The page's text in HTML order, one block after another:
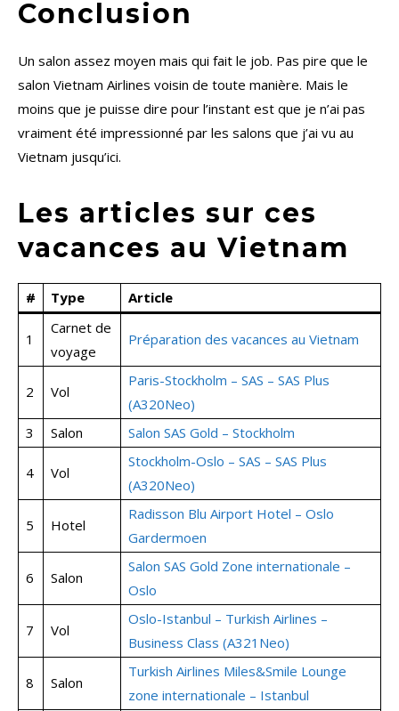
Conclusion
Un salon assez moyen mais qui fait le job. Pas pire que le
salon Vietnam Airlines voisin de toute manière. Mais le
moins que je puisse dire pour l’instant est que je n’ai pas
vraiment été impressionné par les salons que j’ai vu au
Vietnam jusqu’ici.
Les articles sur ces
vacances au Vietnam
# Type Article
1
Carnet de
voyage
Préparation des vacances au Vietnam
2 Vol
Paris-Stockholm – SAS – SAS Plus
(A320Neo)
3
Salon Salon SAS Gold – Stockholm
4 Vol
Stockholm-Oslo – SAS – SAS Plus
(A320Neo)
5 Hotel
Radisson Blu Airport Hotel – Oslo
Gardermoen
6 Salon
Salon SAS Gold Zone internationale –
Oslo
7 Vol
Oslo-Istanbul – Turkish Airlines –
Business Class (A321Neo)
8 Salon
Turkish Airlines Miles&Smile Lounge
zone internationale – Istanbul